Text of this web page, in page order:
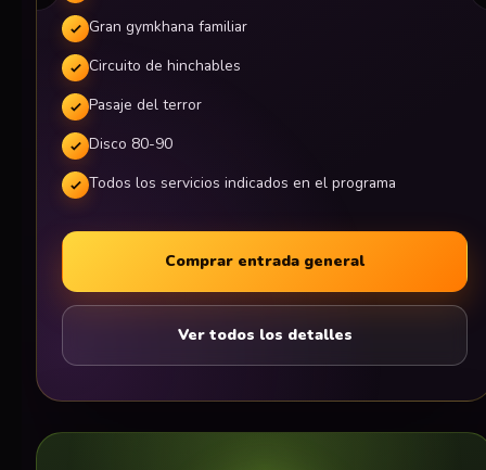
Gran gymkhana familiar
Circuito de hinchables
Pasaje del terror
Disco 80-90
Todos los servicios indicados en el programa
Comprar entrada general
Ver todos los detalles